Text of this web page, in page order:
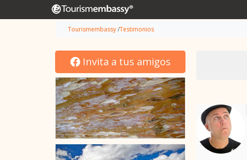
Tourismembassy/Testimonios
Invita a tus amigos